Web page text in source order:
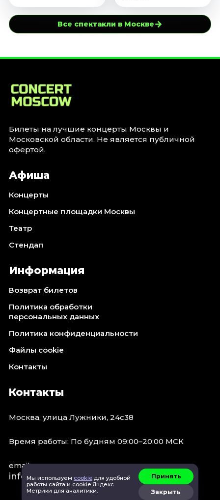
Все спектакли в Москве→
Билеты на лучшие концерты Москвы и
Московской области. Не является публичной
офертой.
Афиша
Концерты
Концертные площадки Москвы
Театр
Стендап
Информация
Возврат билетов
Политика обработки
персональных данных
Политика конфиденциальности
Файлы cookie
Контакты
Контакты
Москва, улица Лужники, 24с38
Время работы: По будням 09:00–20:00 МСК
email:
info@concert.moscow
Мы используем cookie для удобной
работы сайта и cookie Яндекс
Метрики для аналитики.
Принять
Закрыть